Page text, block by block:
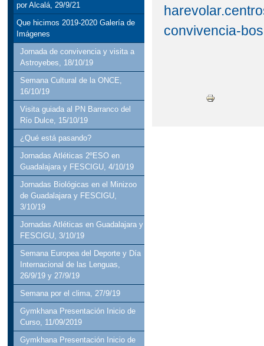
por Alcalá, 29/9/21
Que hicimos 2019-2020 Galería de
Imágenes
Jornada de convivencia y visita a
Astroyebes, 18/10/19
Semana Cultural de la ONCE,
16/10/19
Visita guiada al PN Barranco del
Río Dulce, 15/10/19
¿Qué está pasando?
Jornadas Atléticas 2ºESO en
Guadalajara y FESCIGU, 4/10/19
Jornadas Biológicas en el Minizoo
de Guadalajara y FESCIGU,
3/10/19
Jornadas Atléticas en Guadalajara y
FESCIGU, 3/10/19
Semana Europea del Deporte y Día
Internacional de las Lenguas,
26/9/19 y 27/9/19
Semana por el clima, 27/9/19
Gymkhana Presentación Inicio de
Curso, 11/09/2019
Gymkhana Presentación Inicio de
convivencia-